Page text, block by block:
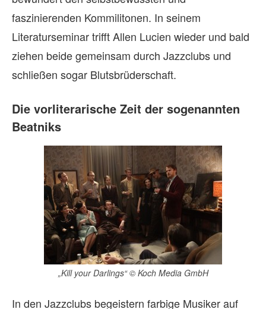
faszinierenden Kommilitonen. In seinem
Literaturseminar trifft Allen Lucien wieder und bald
ziehen beide gemeinsam durch Jazzclubs und
schließen sogar Blutsbrüderschaft.
Die vorliterarische Zeit der sogenannten
Beatniks
„Kill your Darlings“ © Koch Media GmbH
In den Jazzclubs begeistern farbige Musiker auf